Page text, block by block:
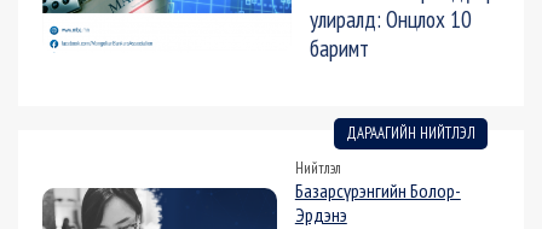
улиралд: Онцлох 10
баримт
ДАРААГИЙН НИЙТЛЭЛ
Нийтлэл
Базарсүрэнгийн Болор-
Эрдэнэ